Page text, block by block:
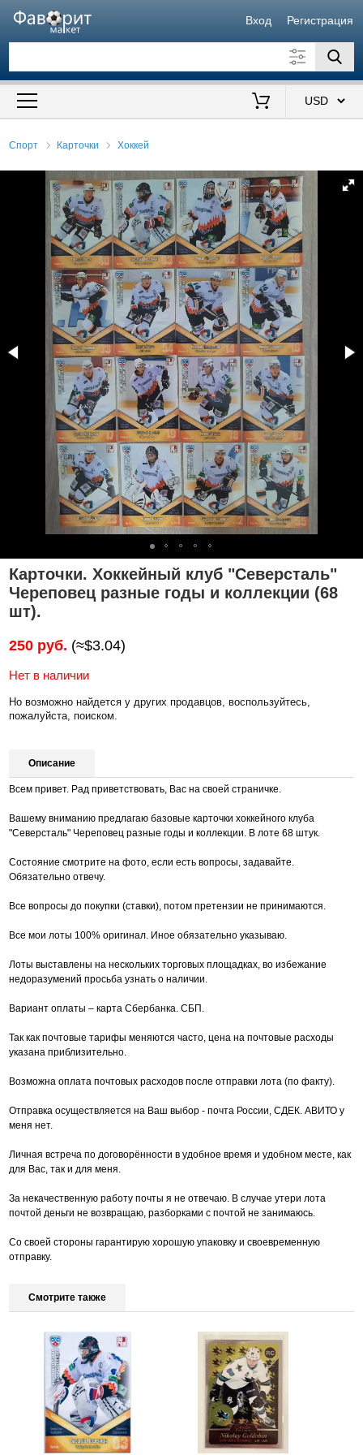
Вход Регистрация
Искать также в описании
Спорт Карточки Хоккей
Карточки. Хоккейный клуб "Северсталь"
Череповец разные годы и коллекции (68
шт).
250 руб. (≈$3.04)
Нет в наличии
Но возможно найдется у других продавцов, воспользуйтесь,
пожалуйста, поиском.
Описание
Всем привет. Рад приветствовать, Вас на своей страничке.
Вашему вниманию предлагаю базовые карточки хоккейного клуба
"Северсталь" Череповец разные годы и коллекции. В лоте 68 штук.
Состояние смотрите на фото, если есть вопросы, задавайте.
Обязательно отвечу.
Все вопросы до покупки (ставки), потом претензии не принимаются.
Все мои лоты 100% оригинал. Иное обязательно указываю.
Лоты выставлены на нескольких торговых площадках, во избежание
недоразумений просьба узнать о наличии.
Вариант оплаты – карта Сбербанка. СБП.
Так как почтовые тарифы меняются часто, цена на почтовые расходы
указана приблизительно.
Возможна оплата почтовых расходов после отправки лота (по факту).
Отправка осуществляется на Ваш выбор - почта России, СДЕК. АВИТО у
меня нет.
Личная встреча по договорённости в удобное время и удобном месте, как
для Вас, так и для меня.
За некачественную работу почты я не отвечаю. В случае утери лота
почтой деньги не возвращаю, разборками с почтой не занимаюсь.
Со своей стороны гарантирую хорошую упаковку и своевременную
отправку.
Смотрите также